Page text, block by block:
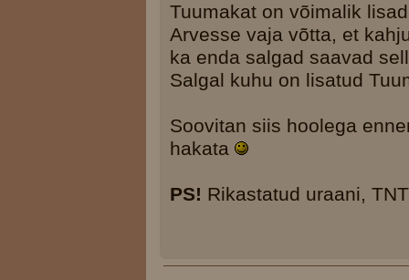
Tuumakat on võimalik
Arvesse vaja võtta, et
ka enda salgad saavad
Salgal kuhu on lisatud
Soovitan siis hoolega
hakata
PS! Rikastatud uraani,